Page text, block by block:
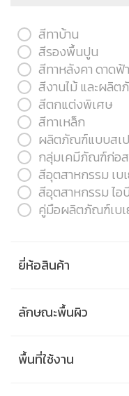
สีทาบ้าน
สีรองพื้นปูน
สีทาหลังคา ดาดฟ้
สีงานไม้ และผลิ
สีตกแต่งพิเศษ
สีทาเหล็ก
ผลิตภัณฑ์แบบสเ
กลุ่มเคมีภัณฑ์ก่อส
สีอุตสาหกรรม เบ
สีอุตสาหกรรม ไอ
คู่มือผลิตภัณฑ์เบเ
ยี่ห้อสินค้า
ลักษณะพื้นผิว
พื้นที่ใช้งาน